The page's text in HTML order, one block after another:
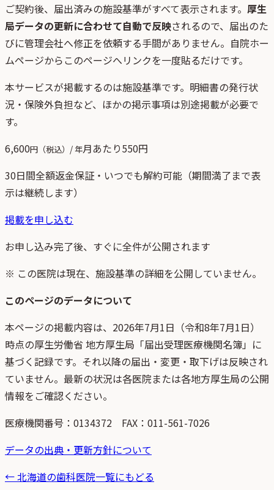
ご契約後、 届出済みの施設基準がすべて表示されます。 厚生
局データの更新に合わせて自動で反映されるので、届出のた
びに管理会社へ修正を依頼する手間がありません。自院ホー
ムページからこのページへリンクを一度貼るだけです。
本サービスが掲載するのは施設基準です。明細書の発行状
況・保険外負担など、ほかの掲示事項は別途掲載が必要で
す。
6,600円（税込）/ 年月あたり550円
30日間全額返金保証・いつでも解約可能（期間満了まで表
示は継続します）
掲載を申し込む
お申し込み完了後、すぐに全件が公開されます
※ この医院は現在、施設基準の詳細を公開していません。
このページのデータについて
本ページの掲載内容は、 2026年7月1日 （令和8年7月1日）
時点の厚生労働省 地方厚生局「届出受理医療機関名簿」 に
基づく記録です。それ以降の届出・変更・取下げは反映され
ていません。最新の状況は各医院または各地方厚生局の公開
情報をご確認ください。
医療機関番号： 0134372 FAX：011-561-7026
データの出典・更新方針について
←北海道の歯科医院一覧にもどる